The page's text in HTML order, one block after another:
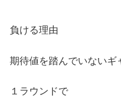
負ける理由
期待値を踏んでいないギ
１ラウンドで